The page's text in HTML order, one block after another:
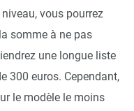
vous pourrez
somme à ne pas
une longue liste
300 euros. Cependant,
le modèle le moins